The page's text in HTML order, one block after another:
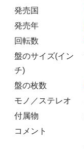
発売国
発売年
回転数
盤のサイズ(イン
チ)
盤の枚数
モノ／ステレオ
付属物
コメント